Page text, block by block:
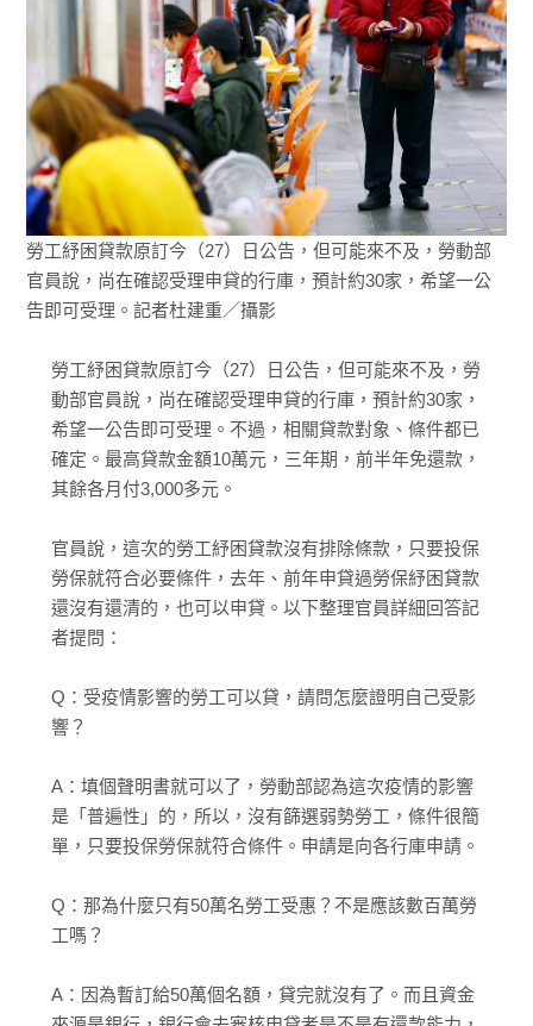
勞工紓困貸款原訂今（27）日公告，但可能來不及，勞動部
官員說，尚在確認受理申貸的行庫，預計約30家，希望一公
告即可受理。記者杜建重／攝影
勞工紓困貸款原訂今（27）日公告，但可能來不及，勞
動部官員說，尚在確認受理申貸的行庫，預計約30家，
希望一公告即可受理。不過，相關貸款對象、條件都已
確定。最高貸款金額10萬元，三年期，前半年免還款，
其餘各月付3,000多元。
官員說，這次的勞工紓困貸款沒有排除條款，只要投保
勞保就符合必要條件，去年、前年申貸過勞保紓困貸款
還沒有還清的，也可以申貸。以下整理官員詳細回答記
者提問：
Q：受疫情影響的勞工可以貸，請問怎麼證明自己受影
響？
A：填個聲明書就可以了，勞動部認為這次疫情的影響
是「普遍性」的，所以，沒有篩選弱勢勞工，條件很簡
單，只要投保勞保就符合條件。申請是向各行庫申請。
Q：那為什麼只有50萬名勞工受惠？不是應該數百萬勞
工嗎？
A：因為暫訂給50萬個名額，貸完就沒有了。而且資金